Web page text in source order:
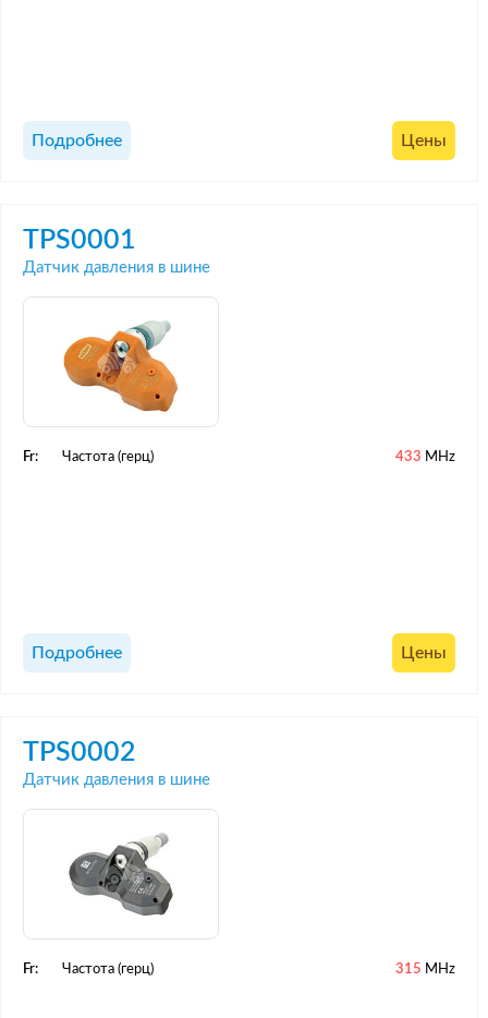
Подробнее Цены
TPS0001
Датчик давления в шине
Fr: Частота (герц) 433 MHz
Подробнее Цены
TPS0002
Датчик давления в шине
Fr: Частота (герц) 315 MHz